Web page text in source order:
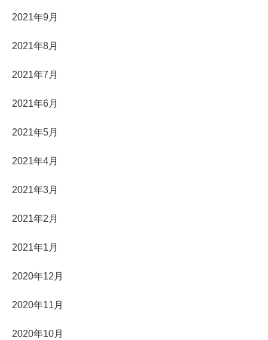
2021年9月
2021年8月
2021年7月
2021年6月
2021年5月
2021年4月
2021年3月
2021年2月
2021年1月
2020年12月
2020年11月
2020年10月